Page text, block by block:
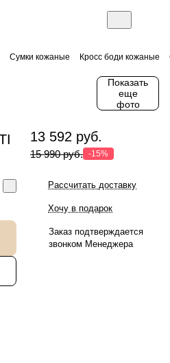
Сумки кожаные Кросс боди кожаные
Показать
еще
фото
13 592 руб.
15 990 руб. -15%
Рассчитать доставку
Хочу в подарок
Заказ подтверждается
звонком Менеджера